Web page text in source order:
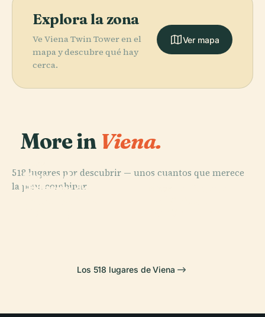
Explora la zona
Ve Viena Twin Tower en el
mapa y descubre qué hay
cerca.
Ver mapa
More in Viena.
518 lugares por descubrir — unos cuantos que merece
la pena combinar.
Museo de
Historia del
PLACE
PLACE
Palacio
Los 518 lugares de Viena